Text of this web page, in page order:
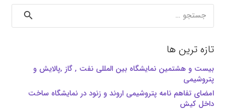
برای:
تازه ترین ها
بیست و هشتمین نمایشگاه بین المللی نفت , گاز ,پالایش و
پتروشیمی
امضای تفاهم نامه پتروشیمی اروند و زنود در نمایشگاه ساخت
داخل کیش